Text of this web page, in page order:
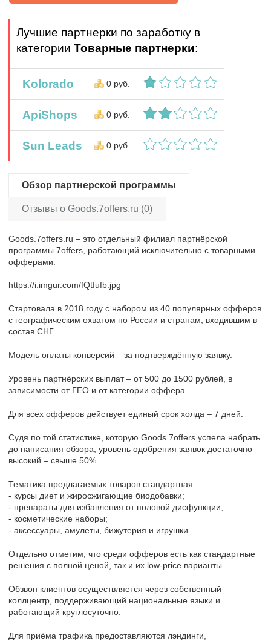
Лучшие партнерки по заработку в
категории Товарные партнерки:
Kolorado 0 руб.
ApiShops 0 руб.
Sun Leads 0 руб.
Обзор партнерской программы
Отзывы о Goods.7offers.ru (0)
Goods.7offers.ru – это отдельный филиал партнёрской
программы 7offers, работающий исключительно с товарными
офферами.
https://i.imgur.com/fQtfufb.jpg
Стартовала в 2018 году с набором из 40 популярных офферов
с географическим охватом по России и странам, входившим в
состав СНГ.
Модель оплаты конверсий – за подтверждённую заявку.
Уровень партнёрских выплат – от 500 до 1500 рублей, в
зависимости от ГЕО и от категории оффера.
Для всех офферов действует единый срок холда – 7 дней.
Судя по той статистике, которую Goods.7offers успела набрать
до написания обзора, уровень одобрения заявок достаточно
высокий – свыше 50%.
Тематика предлагаемых товаров стандартная:
- курсы диет и жиросжигающие биодобавки;
- препараты для избавления от половой дисфункции;
- косметические наборы;
- аксессуары, амулеты, бижутерия и игрушки.
Отдельно отметим, что среди офферов есть как стандартные
решения с полной ценой, так и их low-price варианты.
Обзвон клиентов осуществляется через собственный
коллцентр, поддерживающий национальные языки и
работающий круглосуточно.
Для приёма трафика предоставляются лэндинги,